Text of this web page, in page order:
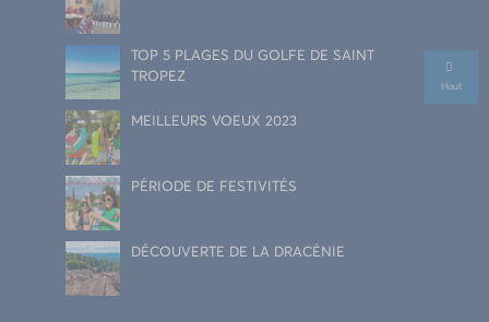
TOP 5 PLAGES DU GOLFE DE SAINT
TROPEZ
MEILLEURS VOEUX 2023
PÉRIODE DE FESTIVITÉS
DÉCOUVERTE DE LA DRACÉNIE
Haut